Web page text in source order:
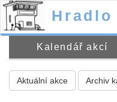
Hradlo
Kalendář akcí
Aktuální akce Archiv